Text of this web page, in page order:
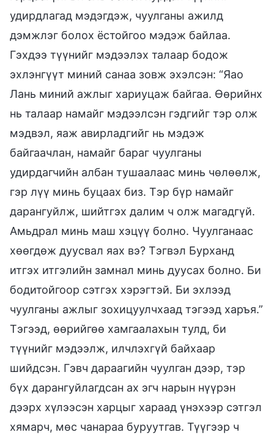
удирдлагад мэдэгдэж, чуулганы ажилд
дэмжлэг болох ёстойгоо мэдэж байлаа.
Гэхдээ түүнийг мэдээлэх талаар бодож
эхлэнгүүт миний санаа зовж эхэлсэн: “Яао
Лань миний ажлыг хариуцаж байгаа. Өөрийнх
нь талаар намайг мэдээлсэн гэдгийг тэр олж
мэдвэл, яаж авирладгийг нь мэдэж
байгаачлан, намайг бараг чуулганы
удирдагчийн албан тушаалаас минь чөлөөлж,
гэр лүү минь буцаах биз. Тэр бүр намайг
дарангуйлж, шийтгэх далим ч олж магадгүй.
Амьдрал минь маш хэцүү болно. Чуулганаас
хөөгдөж дуусвал яах вэ? Тэгвэл Бурханд
итгэх итгэлийн замнал минь дуусах болно. Би
бодитойгоор сэтгэх хэрэгтэй. Би эхлээд
чуулганы ажлыг зохицуулчхаад тэгээд харъя.”
Тэгээд, өөрийгөө хамгаалахын тулд, би
түүнийг мэдээлж, илчлэхгүй байхаар
шийдсэн. Гэвч дараагийн чуулган дээр, тэр
бүх дарангуйлагдсан ах эгч нарын нүүрэн
дээрх хүлээсэн харцыг хараад үнэхээр сэтгэл
хямарч, мөс чанараа буруутгав. Түүгээр ч